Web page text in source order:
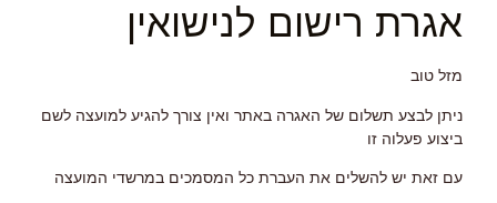
אגרת רישום לנישואין
מזל טוב
ניתן לבצע תשלום של האגרה באתר ואין צורך להגיע למועצה לשם
ביצוע פעלוה זו
עם זאת יש להשלים את העברת כל המסמכים במרשדי המועצה